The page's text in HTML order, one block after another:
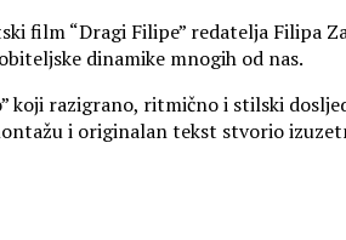
film “Dragi Filipe” redatelja Filipa
dinamike mnogih od nas.
razigrano, ritmično i stilski
i originalan tekst stvorio